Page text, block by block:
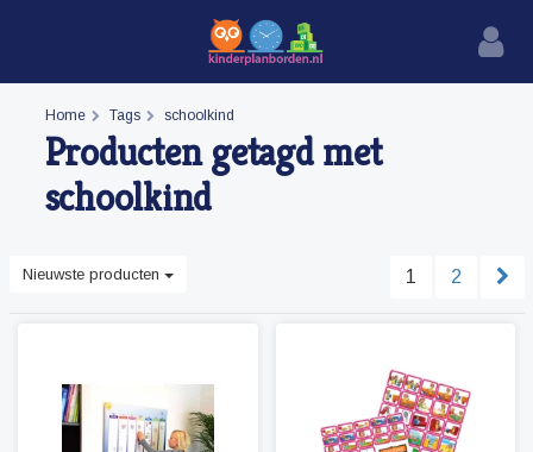
Home Tags schoolkind
Producten getagd met
schoolkind
Nieuwste producten 1 2